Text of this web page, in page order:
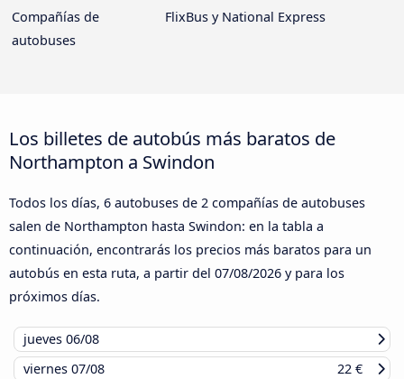
Compañías de
autobuses
FlixBus y National Express
Los billetes de autobús más baratos de
Northampton a Swindon
Todos los días, 6 autobuses de 2 compañías de autobuses
salen de Northampton hasta Swindon: en la tabla a
continuación, encontrarás los precios más baratos para un
autobús en esta ruta, a partir del 07/08/2026 y para los
próximos días.
jueves 06/08
viernes 07/08
22 €